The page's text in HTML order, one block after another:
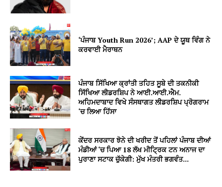
‘ਪੰਜਾਬ Youth Run 2026’; AAP ਦੇ ਯੂਥ ਵਿੰਗ ਨੇ
ਕਰਵਾਈ ਮੈਰਾਥਨ
ਪੰਜਾਬ ਸਿੱਖਿਆ ਕ੍ਰਾਂਤੀ ਤਹਿਤ ਸੂਬੇ ਦੀ ਤਕਨੀਕੀ
ਸਿੱਖਿਆ ਲੀਡਰਸ਼ਿਪ ਨੇ ਆਈ.ਆਈ.ਐਮ.
ਅਹਿਮਦਾਬਾਦ ਵਿਖੇ ਸੰਸਥਾਗਤ ਲੀਡਰਸ਼ਿਪ ਪ੍ਰੋਗਰਾਮ
‘ਚ ਲਿਆ ਹਿੱਸਾ
ਕੇਂਦਰ ਸਰਕਾਰ ਝੋਨੇ ਦੀ ਖਰੀਦ ਤੋਂ ਪਹਿਲਾਂ ਪੰਜਾਬ ਦੀਆਂ
ਮੰਡੀਆਂ ‘ਚ ਪਿਆ 18 ਲੱਖ ਮੀਟ੍ਰਿਕ ਟਨ ਅਨਾਜ ਦਾ
ਪੁਰਾਣਾ ਸਟਾਕ ਚੁੱਕੇਗੀ: ਮੁੱਖ ਮੰਤਰੀ ਭਗਵੰਤ...